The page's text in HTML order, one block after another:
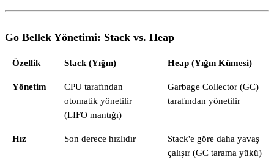
Go Bellek Yönetimi: Stack vs. Heap
Özellik Stack (Yığın) Heap (Yığın Kümesi)
Yönetim
CPU tarafından
otomatik yönetilir
(LIFO mantığı)
Garbage Collector (GC)
tarafından yönetilir
Hız Son derece hızlıdır
Stack'e göre daha yavaş
çalışır (GC tarama yükü)